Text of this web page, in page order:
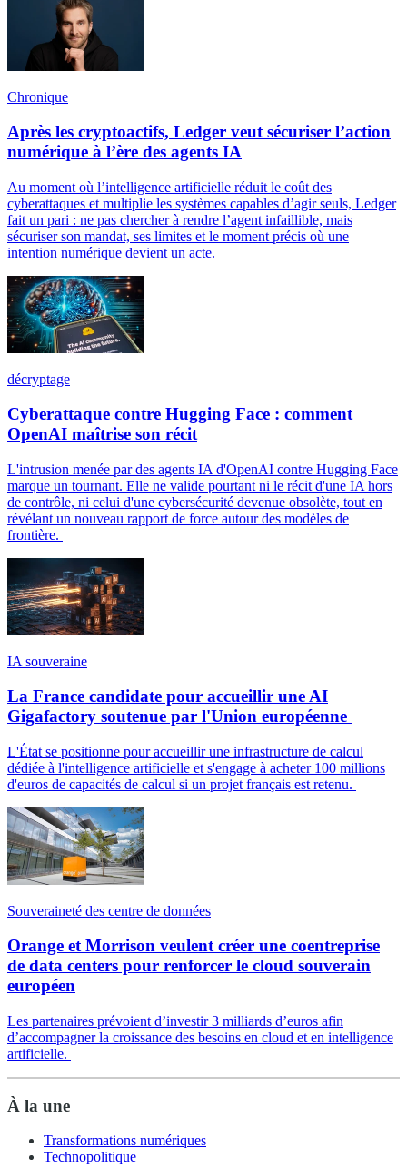
Chronique
Après les cryptoactifs, Ledger veut sécuriser l’action
numérique à l’ère des agents IA
Au moment où l’intelligence artificielle réduit le coût des
cyberattaques et multiplie les systèmes capables d’agir seuls, Ledger
fait un pari : ne pas chercher à rendre l’agent infaillible, mais
sécuriser son mandat, ses limites et le moment précis où une
intention numérique devient un acte.
décryptage
Cyberattaque contre Hugging Face : comment
OpenAI maîtrise son récit
L'intrusion menée par des agents IA d'OpenAI contre Hugging Face
marque un tournant. Elle ne valide pourtant ni le récit d'une IA hors
de contrôle, ni celui d'une cybersécurité devenue obsolète, tout en
révélant un nouveau rapport de force autour des modèles de
frontière.
IA souveraine
La France candidate pour accueillir une AI
Gigafactory soutenue par l'Union européenne
L'État se positionne pour accueillir une infrastructure de calcul
dédiée à l'intelligence artificielle et s'engage à acheter 100 millions
d'euros de capacités de calcul si un projet français est retenu.
Souveraineté des centre de données
Orange et Morrison veulent créer une coentreprise
de data centers pour renforcer le cloud souverain
européen
Les partenaires prévoient d’investir 3 milliards d’euros afin
d’accompagner la croissance des besoins en cloud et en intelligence
artificielle.
À la une
Transformations numériques
Technopolitique